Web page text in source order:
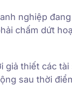
nghiệp
chấm dứt
giả thiết các
sau thời